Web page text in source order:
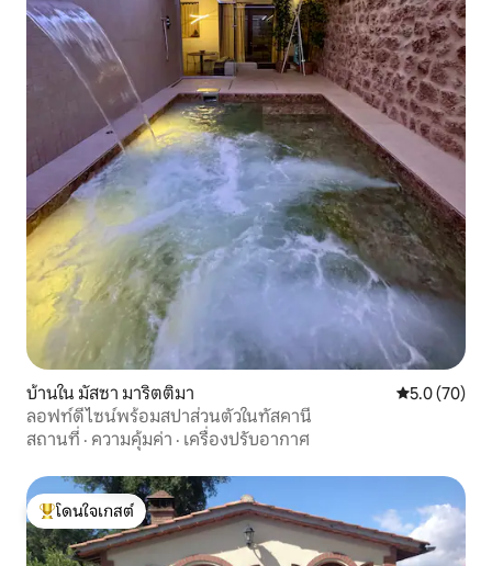
บ้านใน มัสซา มาริตติมา คะแนนเฉลี่ย
5.0 (70)
ลอฟท์ดีไซน์พร้อมสปาส่วนตัวในทัสคานี
สถานที่ · ความคุ้มค่า · เครื่องปรับอากาศ
โดนใจเกสต์ที่สุด
โดนใจเกสต์